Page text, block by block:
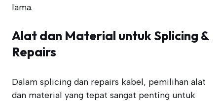
lama.
Alat dan Material untuk Splicing &
Repairs
Dalam splicing dan repairs kabel, pemilihan alat
dan material yang tepat sangat penting untuk